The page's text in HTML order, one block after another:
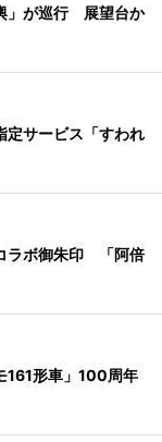
」が巡行 展望台か
定サービス「すわれ
ラボ御朱印 「阿倍
161形車」100周年